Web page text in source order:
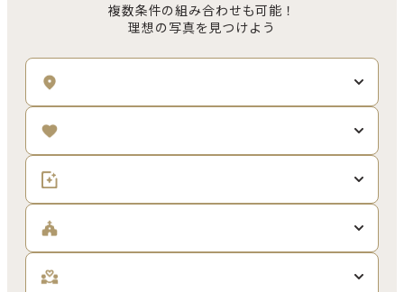
複数条件の組み合わせも可能！
理想の写真を見つけよう